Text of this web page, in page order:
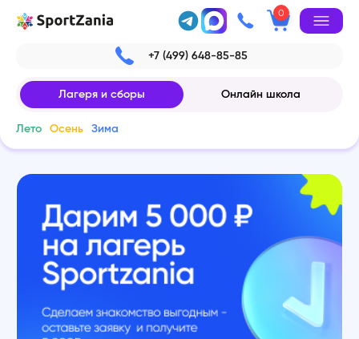
0
+7 (499) 648-85-85
Лагеря и сборы Онлайн школа
Лето Осень Зима